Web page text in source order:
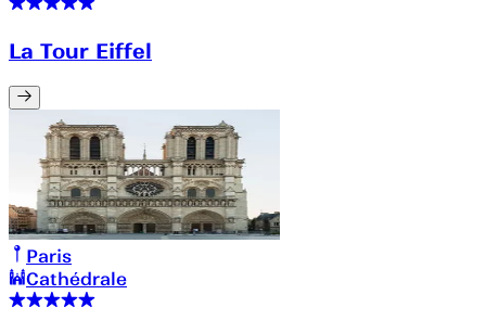
La Tour Eiffel
Paris
Cathédrale